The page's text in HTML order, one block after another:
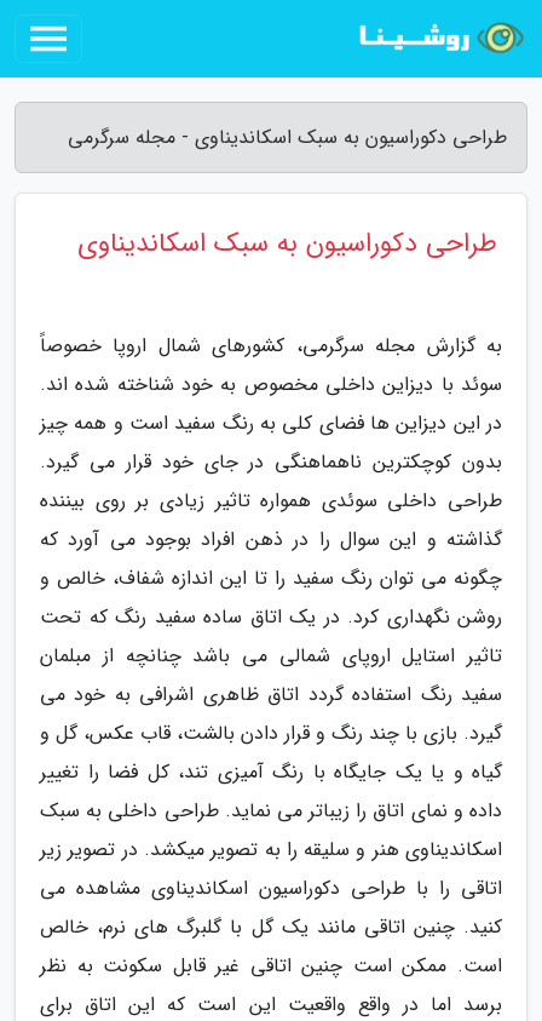
طراحی دکوراسیون به سبک اسکاندیناوی - مجله سرگرمی
طراحی دکوراسیون به سبک اسکاندیناوی
به گزارش مجله سرگرمی، کشورهای شمال اروپا خصوصاً
سوئد با دیزاین داخلی مخصوص به خود شناخته شده اند.
در این دیزاین ها فضای کلی به رنگ سفید است و همه چیز
بدون کوچکترین ناهماهنگی در جای خود قرار می گیرد.
طراحی داخلی سوئدی همواره تاثیر زیادی بر روی بیننده
گذاشته و این سوال را در ذهن افراد بوجود می آورد که
چگونه می توان رنگ سفید را تا این اندازه شفاف، خالص و
روشن نگهداری کرد. در یک اتاق ساده سفید رنگ که تحت
تاثیر استایل اروپای شمالی می باشد چنانچه از مبلمان
سفید رنگ استفاده گردد اتاق ظاهری اشرافی به خود می
گیرد. بازی با چند رنگ و قرار دادن بالشت، قاب عکس، گل و
گیاه و یا یک جایگاه با رنگ آمیزی تند، کل فضا را تغییر
داده و نمای اتاق را زیباتر می نماید. طراحی داخلی به سبک
اسکاندیناوی هنر و سلیقه را به تصویر میکشد. در تصویر زیر
اتاقی را با طراحی دکوراسیون اسکاندیناوی مشاهده می
کنید. چنین اتاقی مانند یک گل با گلبرگ های نرم، خالص
است. ممکن است چنین اتاقی غیر قابل سکونت به نظر
برسد اما در واقع واقعیت این است که این اتاق برای